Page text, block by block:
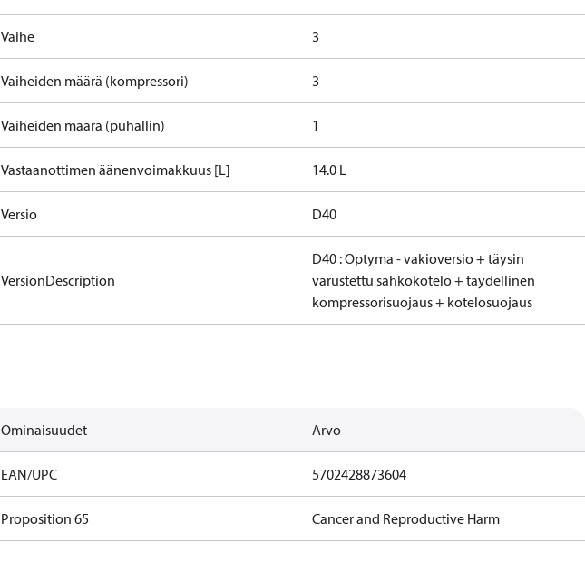
Vaihe 3
Vaiheiden määrä (kompressori) 3
Vaiheiden määrä (puhallin) 1
Vastaanottimen äänenvoimakkuus [L] 14.0 L
Versio D40
VersionDescription
D40 : Optyma - vakioversio + täysin
varustettu sähkökotelo + täydellinen
kompressorisuojaus + kotelosuojaus
Ominaisuudet Arvo
EAN/UPC 5702428873604
Proposition 65 Cancer and Reproductive Harm